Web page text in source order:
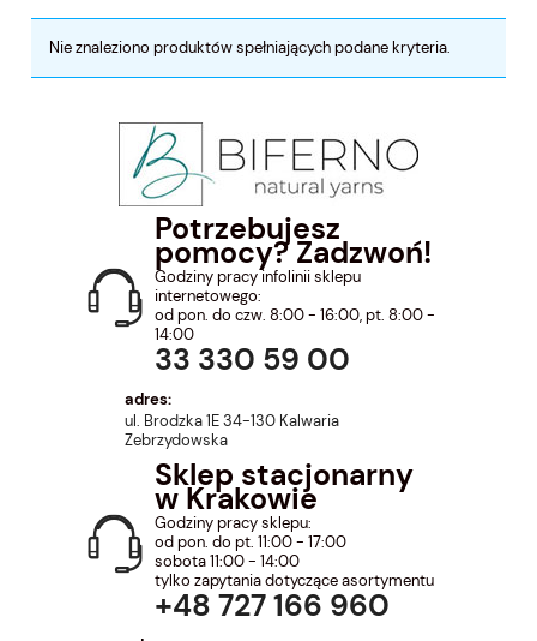
Nie znaleziono produktów spełniających podane kryteria.
Potrzebujesz
pomocy? Zadzwoń!
Godziny pracy infolinii sklepu
internetowego:
od pon. do czw. 8:00 - 16:00, pt. 8:00 -
14:00
33 330 59 00
adres:
ul. Brodzka 1E 34-130 Kalwaria
Zebrzydowska
Sklep stacjonarny
w Krakowie
Godziny pracy sklepu:
od pon. do pt. 11:00 - 17:00
sobota 11:00 - 14:00
tylko zapytania dotyczące asortymentu
+48 727 166 960